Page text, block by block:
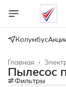
Колумбус
Главная ›
Пылесос
Фильтры